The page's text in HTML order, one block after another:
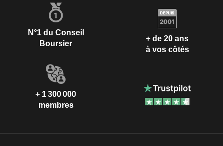
N°1 du Conseil
Boursier
+ de 20 ans
à vos côtés
+ 1 300 000
membres